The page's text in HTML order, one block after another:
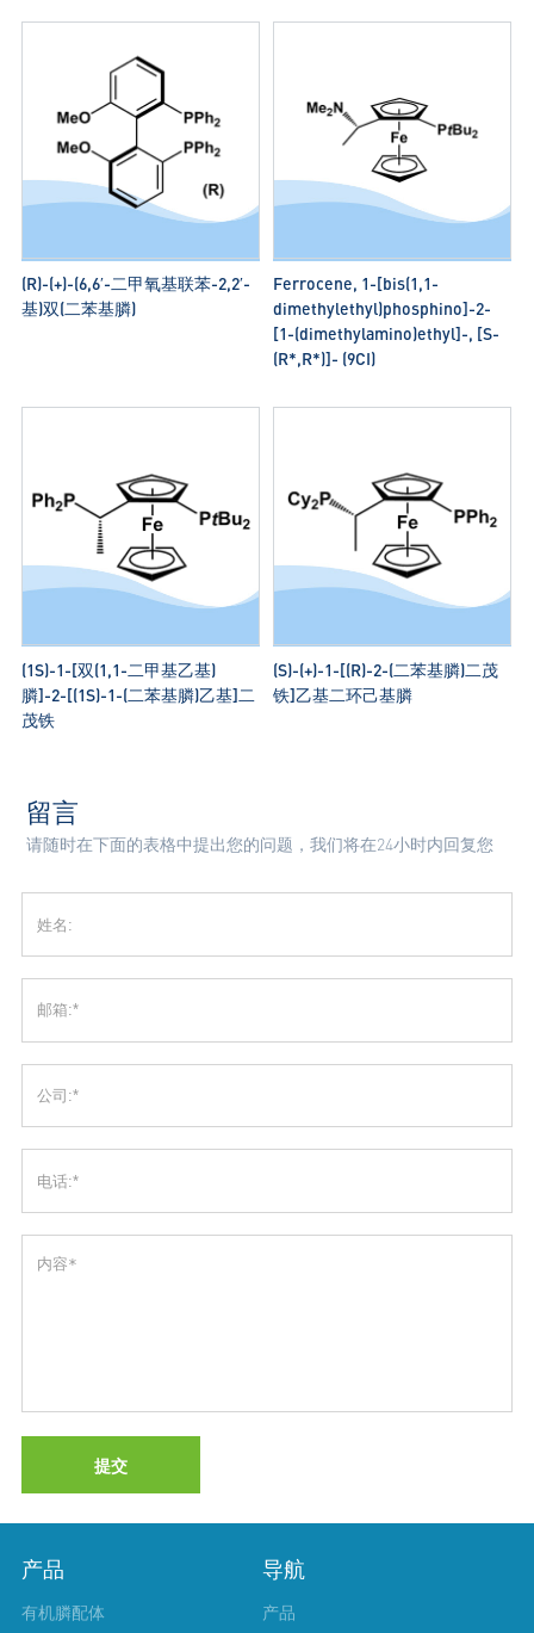
(R)-(+)-(6,6′-二甲氧基联苯-2,2′-
基)双(二苯基膦)
Ferrocene, 1-[bis(1,1-
dimethylethyl)phosphino]-2-
[1-(dimethylamino)ethyl]-, [S-
(R*,R*)]- (9CI)
(1S)-1-[双(1,1-二甲基乙基)
膦]-2-[(1S)-1-(二苯基膦)乙基]二
茂铁
(S)-(+)-1-[(R)-2-(二苯基膦)二茂
铁]乙基二环己基膦
留言
请随时在下面的表格中提出您的问题，我们将在24小时内回复您
提交
产品
有机膦配体
导航
产品